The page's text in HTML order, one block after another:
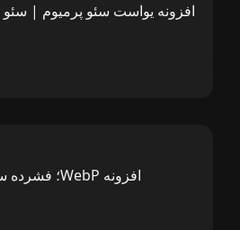
افزونه WebP؛ فشرده سازی تصاویر وردپرس